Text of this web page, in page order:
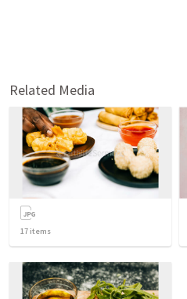
Related Media
17 items